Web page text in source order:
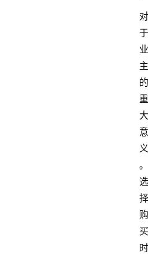
对
于
业
主
的
重
大
意
义
。
选
择
购
买
时